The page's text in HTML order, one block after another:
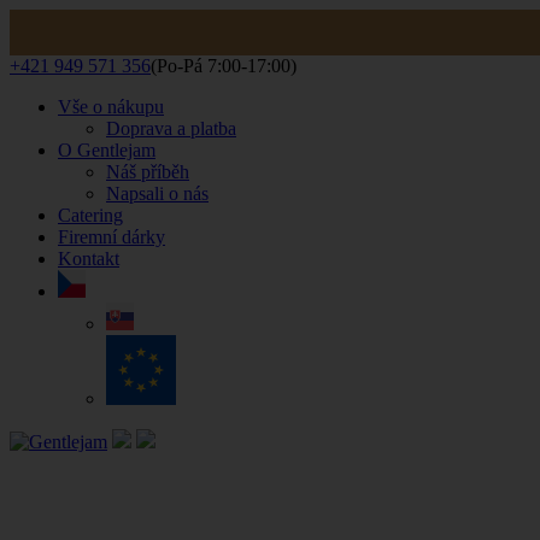
+421 949 571 356(Po-Pá 7:00-17:00)
Vše o nákupu
Doprava a platba
O Gentlejam
Náš příběh
Napsali o nás
Catering
Firemní dárky
Kontakt